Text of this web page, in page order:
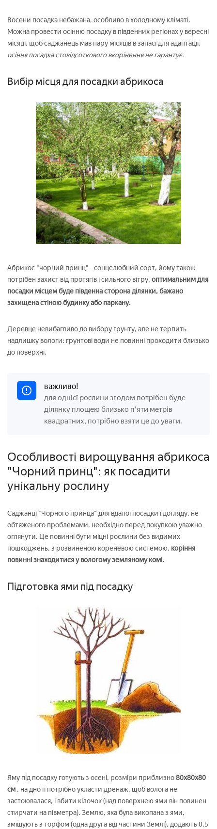
Восени посадка небажана, особливо в холодному кліматі.
Можна провести осінню посадку в південних регіонах у вересні
місяці, щоб саджанець мав пару місяців в запасі для адаптації.
осіння посадка стовідсоткового вкорінення не гарантує.
Вибір місця для посадки абрикоса
Абрикос "чорний принц" - сонцелюбний сорт, йому також
потрібен захист від протягів і сильного вітру. оптимальним для
посадки місцем буде південна сторона ділянки, бажано
захищена стіною будинку або паркану.
Деревце невибагливо до вибору грунту, але не терпить
надлишку вологи: грунтові води не повинні проходити близько
до поверхні.
важливо!
для однієї рослини згодом потрібен буде
ділянку площею близько п'яти метрів
квадратних, потрібно взяти це до уваги.
Особливості вирощування абрикоса
"Чорний принц": як посадити
унікальну рослину
Саджанці "Чорного принца" для вдалої посадки і догляду, не
обтяженого проблемами, необхідно перед покупкою уважно
оглянути. Це повинні бути міцні рослини без видимих
пошкоджень, з розвиненою кореневою системою. коріння
повинні знаходитися у вологому земляному комі.
Підготовка ями під посадку
Яму під посадку готують з осені, розміри приблизно80х80х80
см , на дно її потрібно укласти дренаж, щоб волога не
застоювалася, і вбити кілочок (над поверхнею ями він повинен
стирчати на півметра). Землю, яка була викопана з ями,
змішують з торфом (одна друга від частини Землі), додають 0,5